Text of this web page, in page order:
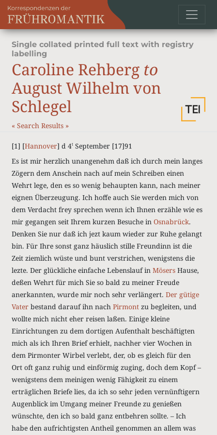
Single collated printed full text with registry
labelling
Caroline Rehberg to
August Wilhelm von
Schlegel
« Search Results »
[1] [Hannover] d 4t September [17]91
Es ist mir herzlich unangenehm daß ich durch mein langes
Zögern dem Anschein nach auf mein Schreiben einen
Wehrt lege, den es so wenig behaupten kann, nach meiner
eignen Überzeugung. Ich hoffe auch Sie werden mich von
dem Verdacht frey sprechen wenn ich Ihnen erzähle wie es
mir gegangen seit Ihrem kurzen Besuche in Osnabrück.
Denken Sie nur daß ich jezt kaum wieder zur Ruhe gelangt
bin. Für Ihre sonst ganz häuslich stille Freundinn ist die
Zeit ziemlich wüste und bunt verstrichen, wenigstens die
lezte. Der glückliche einfache Lebenslauf in Mösers Hause,
deßen Wehrt für mich Sie so bald zu meiner Freude
anerkannten, wurde mir noch sehr verlängert. Der gütige
Vater bestand darauf ihn nach Pirmont zu begleiten, und
wollte mich nicht eher reisen laßen. Einige kleine
Einrichtungen zu dem dortigen Aufenthalt beschäftigten
mich als ich Ihren Brief erhielt, nachher vier Wochen in
dem Pirmonter Wirbel verlebt, der, ob es gleich für den
Ort oft ganz ruhig und einförmig zuging, doch dem Kopf –
wenigstens dem meinigen wenig Fähigkeit zu einem
erträglichen Briefe lies, da ich so sehr jeden vernünftigern
Augenblick im Umgang meiner Freunde zu genießen
wünschte, den ich so bald ganz entbehren sollte. – Ich
habe den aufrichtigsten Antheil genommen an allem was